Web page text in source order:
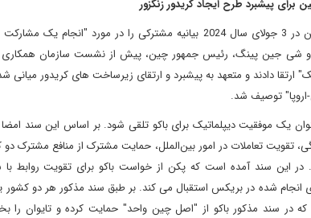
برای پیشبرد طرح ایجاد کریدور زنگزور
جمهوری آذربایجان و چین در 3 جولای سال 2024 بیانیه مشترکی
شی جین پینگ، رئیس جمهور چین، پیش از نشست سازمان همکاری
دادند و متعهد به پیشبرد و ارتقای زیرساخت های کریدور میانی
اروپا" توصیف شد.
یک موفقیت دیپلماتیک برای باکو تلقی شود. بر اساس این سند
تقویت تعاملات در امور بین‌الملل، حمایت مشترک از منافع مشترک
در این سند آمده است که پکن از خواست باکو برای تقویت روابط
انجام شده در بریکس استقبال می کند. بر طبق سند مذکور هر دو کشور
در سند مذکور باکو از "اصل چین واحد" حمایت کرده و تایوان را